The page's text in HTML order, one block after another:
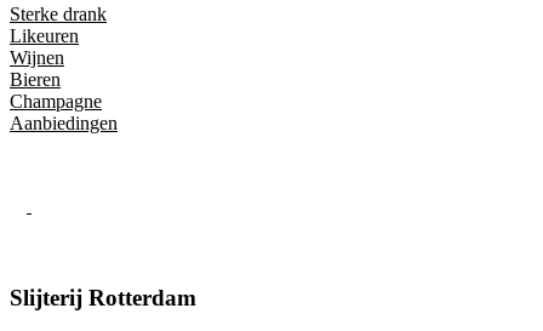
Sterke drank
Likeuren
Wijnen
Bieren
Champagne
Aanbiedingen
Slijterij Rotterdam